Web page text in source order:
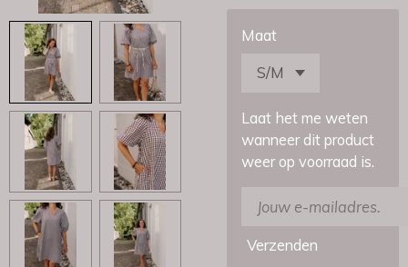
Maat
Laat het me weten
wanneer dit product
weer op voorraad is.
Verzenden